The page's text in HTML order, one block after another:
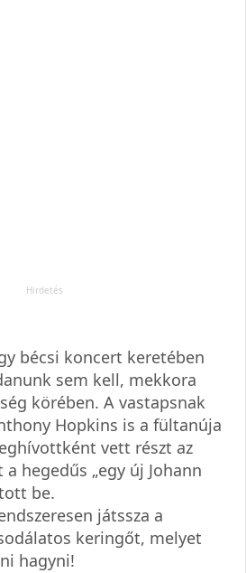
bécsi koncert keretében
sem kell, mekkora
körében. A vastapsnak
Hopkins is a fültanúja
vett részt az
hegedűs „egy új Johann
be.
játssza a
keringőt, melyet
hagyni!